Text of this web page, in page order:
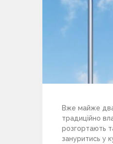
Вже майже два
традиційно
розгортають
зануритись у